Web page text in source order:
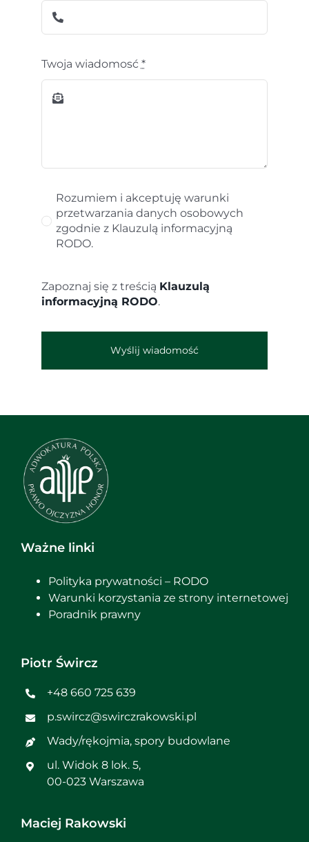
Twoja wiadomosć *
Rozumiem i akceptuję warunki
przetwarzania danych osobowych
zgodnie z Klauzulą informacyjną
RODO.
Zapoznaj się z treścią Klauzulą
informacyjną RODO.
Wyślij wiadomość
Ważne linki
Polityka prywatności – RODO
Warunki korzystania ze strony internetowej
Poradnik prawny
Piotr Śwircz
+48 660 725 639
p.swircz@swirczrakowski.pl
Wady/rękojmia, spory budowlane
ul. Widok 8 lok. 5,
00-023 Warszawa
Maciej Rakowski